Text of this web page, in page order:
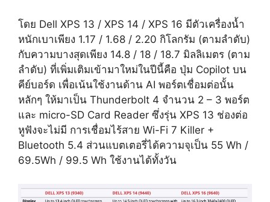
โดย Dell XPS 13 / XPS 14 / XPS 16 มีตัวเครื่องน้ำ
หนักเบาเพียง 1.17 / 1.68 / 2.20 กิโลกรัม (ตามลำดับ)
กับความบางสุดเพียง 14.8 / 18 / 18.7 มิลลิเมตร (ตาม
ลำดับ) ที่เพิ่มเติมเข้ามาใหม่ในปีนี้คือ ปุ่ม Copilot บน
คีย์บอร์ด เพื่อเน้นใช้งานด้าน AI พอร์ตเชื่อมต่อนั้น
หลักๆ ให้มาเป็น Thunderbolt 4 จำนวน 2 – 3 พอร์ต
และ micro-SD Card Reader ซึ่งรุ่น XPS 13 ช่องต่อ
หูฟังจะไม่มี การเชื่อมไร้สาย Wi-Fi 7 Killer +
Bluetooth 5.4 ส่วนแบตเตอรี่ได้ความจุเป็น 55 Wh /
69.5Wh / 99.5 Wh ใช้งานได้ทั้งวัน